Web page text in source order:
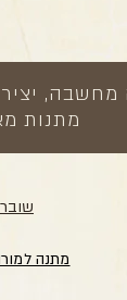
מתנות
מתנה